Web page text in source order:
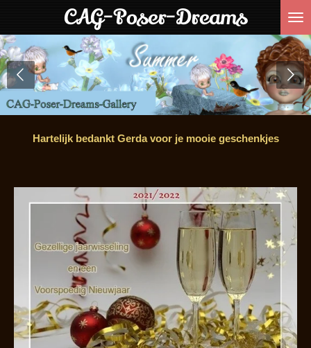
direct
naar
de
hoofdinhoud
CAG-Poser-Dreams
Hartelijk bedankt Gerda voor je mooie geschenkjes